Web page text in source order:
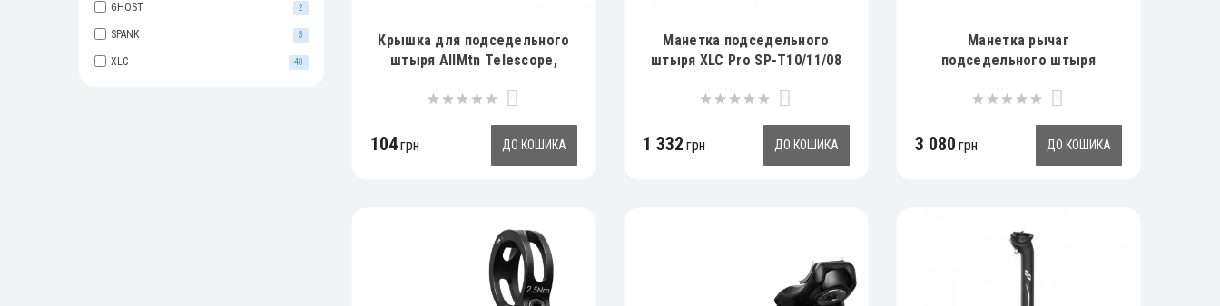
GHOST 2
SPANK 3
XLC 40
Крышка для подседельного
штыря AllMtn Telescope,
104грн ДО КОШИКА
Манетка подседельного
штыря XLC Pro SP-T10/11/08
1 332 грн ДО КОШИКА
Манетка рычаг
подседельного штыря
REMOTE KIT EVO, Clamp 22.2
3 080 грн ДО КОШИКА